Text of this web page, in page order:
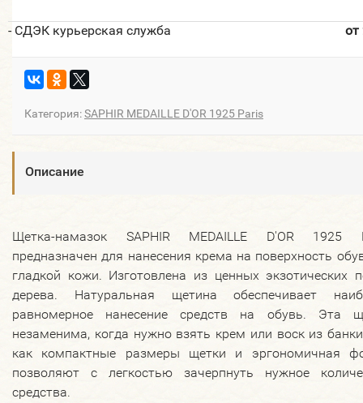
- СДЭК курьерская служба
Категория:SAPHIR MEDAILLE D'OR 1925 Paris
Описание
Щетка-намазок SAPHIR MEDAILLE D'OR 1925
предназначен для нанесения крема на поверхность
гладкой кожи. Изготовлена из ценных экзотических
дерева. Натуральная щетина обеспечивает
равномерное нанесение средств на обувь. Эта
незаменима, когда нужно взять крем или воск из
как компактные размеры щетки и эргономичная
позволяют с легкостью зачерпнуть нужное
средства.